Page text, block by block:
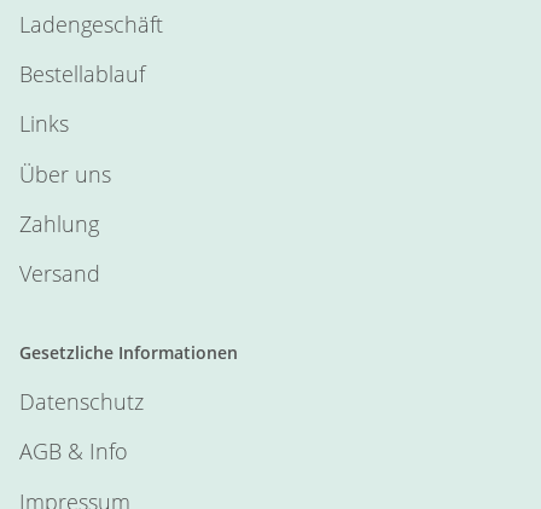
Ladengeschäft
Bestellablauf
Links
Über uns
Zahlung
Versand
Gesetzliche Informationen
Datenschutz
AGB & Info
Impressum